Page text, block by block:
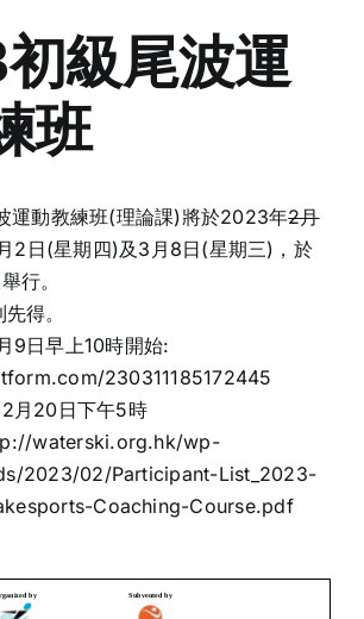
級尾波運
班
運動教練班(理論課)將於2023年2月
2日(星期四)及3月8日(星期三)，於
行。
得。
9日早上10時開始:
230311185172445
月20日下午5時
waterski.org.hk/wp-
2023/02/Participant-List_2023-
Coaching-Course.pdf